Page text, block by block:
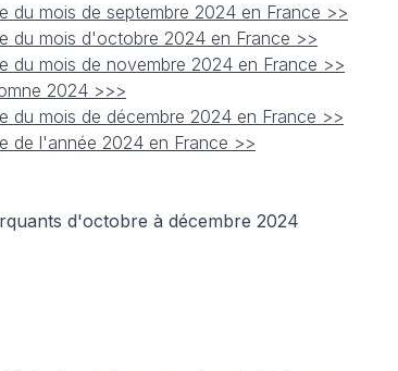
du mois de septembre 2024 en France >>
du mois d'octobre 2024 en France >>
du mois de novembre 2024 en France >>
2024 >>>
du mois de décembre 2024 en France >>
de l'année 2024 en France >>
d'octobre à décembre 2024